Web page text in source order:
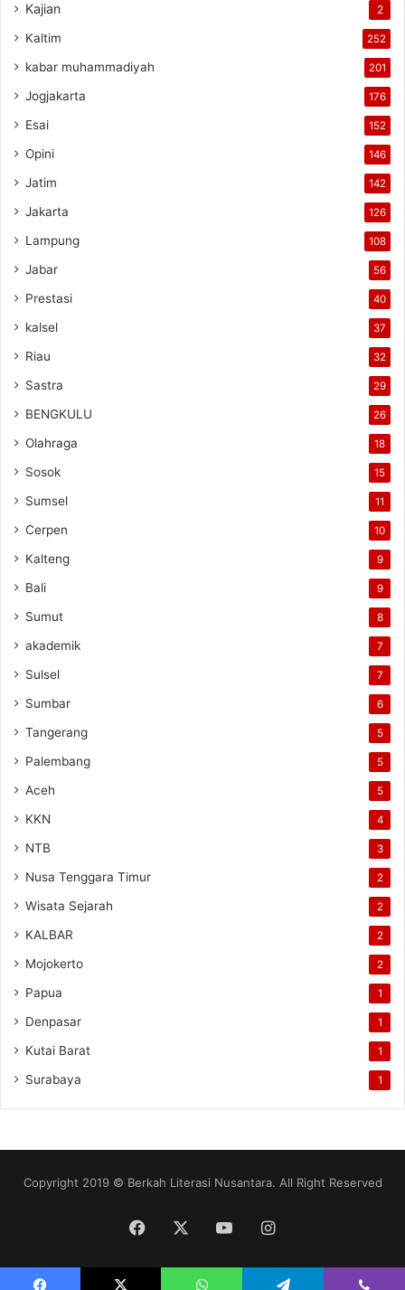
Kajian 2
Kaltim 252
kabar muhammadiyah 201
Jogjakarta 176
Esai 152
Opini 146
Jatim 142
Jakarta 126
Lampung 108
Jabar 56
Prestasi 40
kalsel 37
Riau 32
Sastra 29
BENGKULU 26
Olahraga 18
Sosok 15
Sumsel 11
Cerpen 10
Kalteng 9
Bali 9
Sumut 8
akademik 7
Sulsel 7
Sumbar 6
Tangerang 5
Palembang 5
Aceh 5
KKN 4
NTB 3
Nusa Tenggara Timur 2
Wisata Sejarah 2
KALBAR 2
Mojokerto 2
Papua 1
Denpasar 1
Kutai Barat 1
Surabaya 1
Copyright 2019 © Berkah Literasi Nusantara. All Right Reserved
Facebook YouTubeInstagram